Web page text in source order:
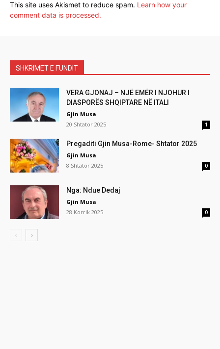
This site uses Akismet to reduce spam. Learn how your
comment data is processed.
SHKRIMET E FUNDIT
VERA GJONAJ – NJË EMËR I NJOHUR I
DIASPORËS SHQIPTARE NË ITALI
Gjin Musa
20 Shtator 2025
1
Pregaditi Gjin Musa-Rome- Shtator 2025
Gjin Musa
8 Shtator 2025
0
Nga: Ndue Dedaj
Gjin Musa
28 Korrik 2025
0